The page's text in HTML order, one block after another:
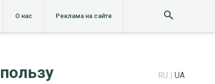
О нас Реклама на сайте
RU UA